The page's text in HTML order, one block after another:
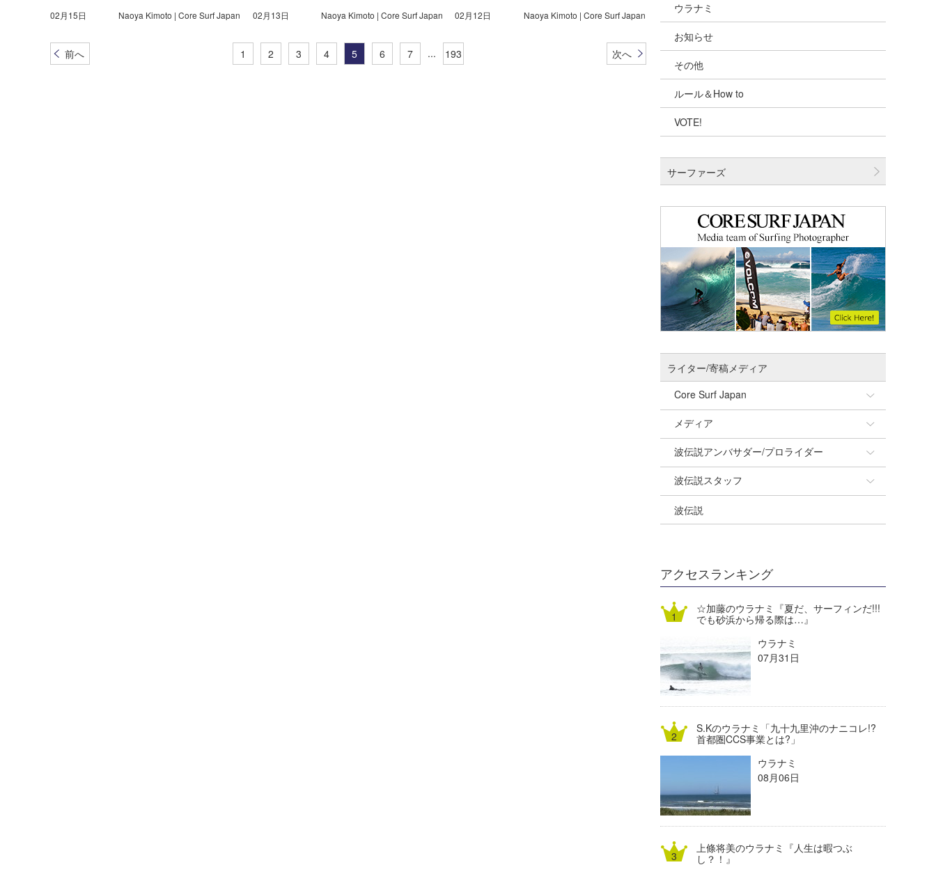
02月15日 Naoya Kimoto | Core Surf Japan 02月13日 Naoya Kimoto | Core Surf Japan 02月12日 Naoya Kimoto | Core Surf Japan
前へ 1 2 3 4 5 6 7 ... 193 次へ
ショップ情報
湘南
千葉北
伊豆
千葉南
四国
沖縄
ウラナミ
お知らせ
その他
ルール＆How to
VOTE!
サーファーズ
ライター/寄稿メディア
Core Surf Japan
Naoya Kimoto
mitsuteru Kamio
Yasunari Inoue
Yoshiyuki Obata
DELTA FORCE SURF
熊谷素子
メディア
SURFMEDIA
Colors MAGAZINE
WAVAL
波伝説アンバサダー/プロライダー
福島寿実子
中浦“JET”章
進士剛光
植村未来
NOBUFUKU
大野”MAR”修聖
喜納海人
波伝説スタッフ
☆加藤
Aichan
ECE
G◎Da
H
KID
KOBU
MIN
mitz
OYZ
波伝説
アクセスランキング
☆加藤のウラナミ『夏だ、サーフィンだ!!!
でも砂浜から帰る際は…』
ウラナミ
07月31日
S.Kのウラナミ「九十九里沖のナニコレ!?
首都圏CCS事業とは?」
ウラナミ
08月06日
上條将美のウラナミ『人生は暇つぶ
し？！』